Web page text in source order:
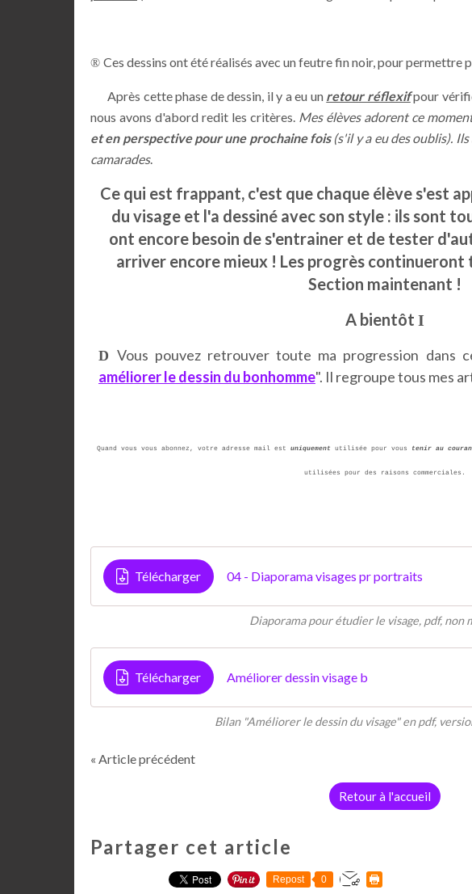
® Ces dessins ont été réalisés avec un feutre fin noir, pour permettre
Après cette phase de dessin, il y a eu un retour réflexifpour
nous avons d'abord redit les critères. Mes élèves adorent ce
et en perspective pour une prochaine fois(s'il y a eu des oublis).
camarades.
Ce qui est frappant, c'est que chaque élève s'est
du visage et l'a dessiné avec son style : ils sont
ont encore besoin de s'entrainer et de tester
arriver encore mieux ! Les progrès continueront
Section maintenant !
A bientôt I
DVous pouvez retrouver toute ma progression dans
améliorer le dessin du bonhomme". Il regroupe tous mes
Quand vous vous abonnez, votre adresse mail est uniquement utilisée pour vous tenir au
utilisées pour des raisons commerciales.
Télécharger 04 - Diaporama visages pr portraits
Diaporama pour étudier le visage, pdf, non
Télécharger Améliorer dessin visage b
Bilan "Améliorer le dessin du visage" en pdf,
« Article précédent
Retour à l'accueil
Partager cet article
Repost 0